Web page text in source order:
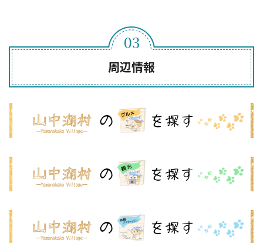
周辺情報